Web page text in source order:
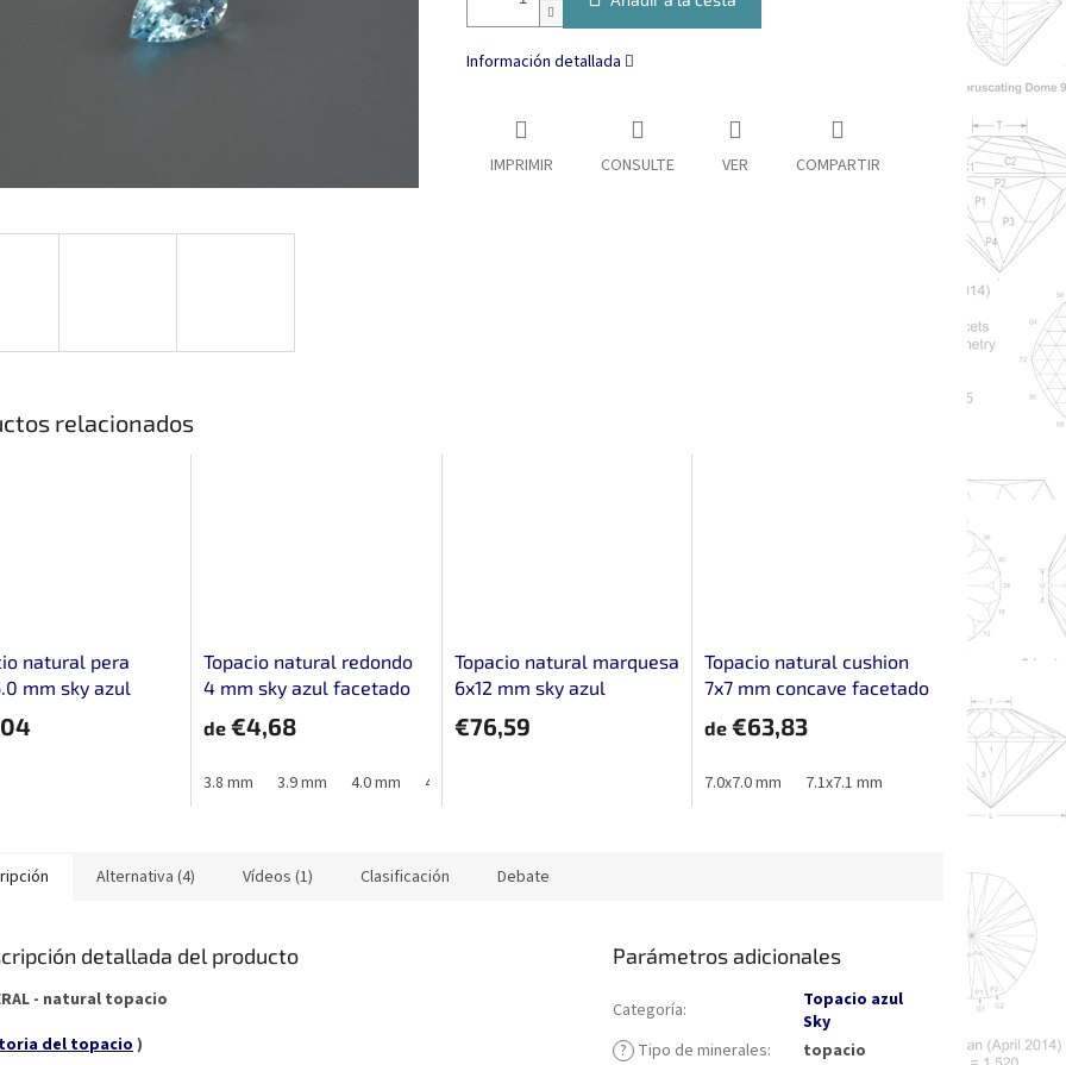
estrellas.
Información detallada
IMPRIMIR CONSULTE VER COMPARTIR
relacionados
natural pera
mm sky azul
Topacio natural redondo
4 mm sky azul facetado
de€4,68
3.8 mm 3.9 mm 4.0 mm 4.1 mm
Topacio natural marquesa
6x12 mm sky azul
€76,59
Topacio natural cushion
7x7 mm concave facetado
de €63,83
7.0x7.0 mm 7.1x7.1 mm
Alternativa (4) Vídeos (1) Clasificación Debate
detallada del producto
- natural topacio
del topacio )
Parámetros adicionales
Categoría:
Topacio azul
Sky
? Tipo de minerales:
topacio